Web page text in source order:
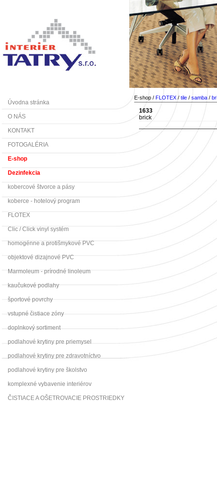
Úvodna stránka
O NÁS
KONTAKT
FOTOGALÉRIA
E-shop
Dezinfekcia
kobercové štvorce a pásy
koberce - hotelový program
FLOTEX
Clic / Click vinyl systém
homogénne a protišmykové PVC
objektové dizajnové PVC
Marmoleum - prírodné linoleum
kaučukové podlahy
športové povrchy
vstupné čistiace zóny
doplnkový sortiment
podlahové krytiny pre priemysel
podlahové krytiny pre zdravotníctvo
podlahové krytiny pre školstvo
komplexné vybavenie interiérov
ČISTIACE A OŠETROVACIE PROSTRIEDKY
E-shop / FLOTEX / tile / samba /
1633
brick